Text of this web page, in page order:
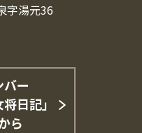
字湯元36
ー
日記」
ら